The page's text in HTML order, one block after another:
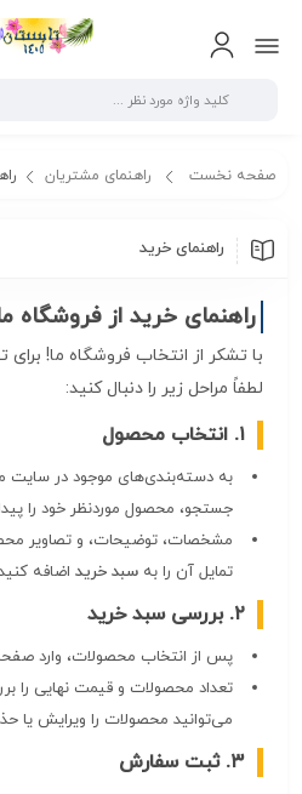
صفحه نخست راهنمای مشتریان
راهنمای خرید
راهنمای خرید از فروشگاه
با تشکر از انتخاب فروشگاه ما!
لطفاً مراحل زیر را دنبال کنید:
۱. انتخاب محصول
به دسته‌بندی‌های موجود در سایت
جستجو، محصول موردنظر خود را
مشخصات، توضیحات، و تصاویر
تمایل آن را به سبد خرید اضافه
۲. بررسی سبد خرید
پس از انتخاب محصولات، وارد
تعداد محصولات و قیمت نهایی را
می‌توانید محصولات را ویرایش یا
۳. ثبت سفارش